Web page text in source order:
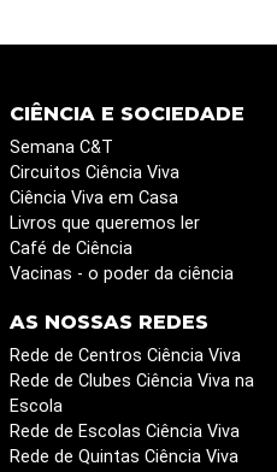
CIÊNCIA E SOCIEDADE
Semana C&T
Circuitos Ciência Viva
Ciência Viva em Casa
Livros que queremos ler
Café de Ciência
Vacinas - o poder da ciência
AS NOSSAS REDES
Rede de Centros Ciência Viva
Rede de Clubes Ciência Viva na
Escola
Rede de Escolas Ciência Viva
Rede de Quintas Ciência Viva